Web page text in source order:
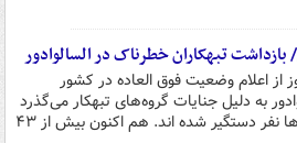
تبهکاران خطرناک در السالوادور
روز از اعلام وضعیت فوق العاده در کشور
به دلیل جنایات گروه‌های تبهکار می‌گذرد
و صدها نفر دستگیر شده اند. هم اکنون بیش از ۴۳